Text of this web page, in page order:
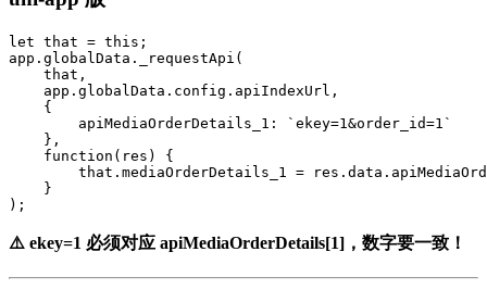
let that = this;
app.globalData._requestApi(
that,
app.globalData.config.apiIndexUrl,
{
apiMediaOrderDetails_1: `ekey=1&order_id=1`
},
function(res) {
that.mediaOrderDetails_1 =
}
);
⚠️ ekey=1 必须对应 apiMediaOrderDetails[1]，数字要一致！